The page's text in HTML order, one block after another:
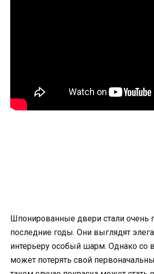
Шпонированные двери стали очень
последние годы. Они выглядят
интерьеру особый шарм. Однако
может потерять свой